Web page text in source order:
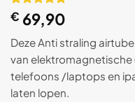
Gewaardeerd
op 5
gebaseerd
op
1
klant
waardering
€ 69,90
Deze Anti straling
van elektromagnetische
telefoons /laptops en
laten lopen.